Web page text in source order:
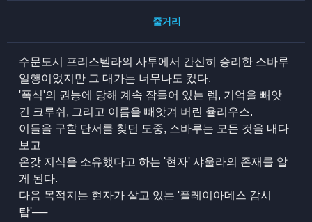
줄거리
수문도시 프리스텔라의 사투에서 간신히 승리한 스바루
일행이었지만 그 대가는 너무나도 컸다.
'폭식'의 권능에 당해 계속 잠들어 있는 렘, 기억을 빼앗
긴 크루쉬, 그리고 이름을 빼앗겨 버린 율리우스.
이들을 구할 단서를 찾던 도중, 스바루는 모든 것을 내다
보고
온갖 지식을 소유했다고 하는 '현자' 샤울라의 존재를 알
게 된다.
다음 목적지는 현자가 살고 있는 '플레이아데스 감시
탑'──